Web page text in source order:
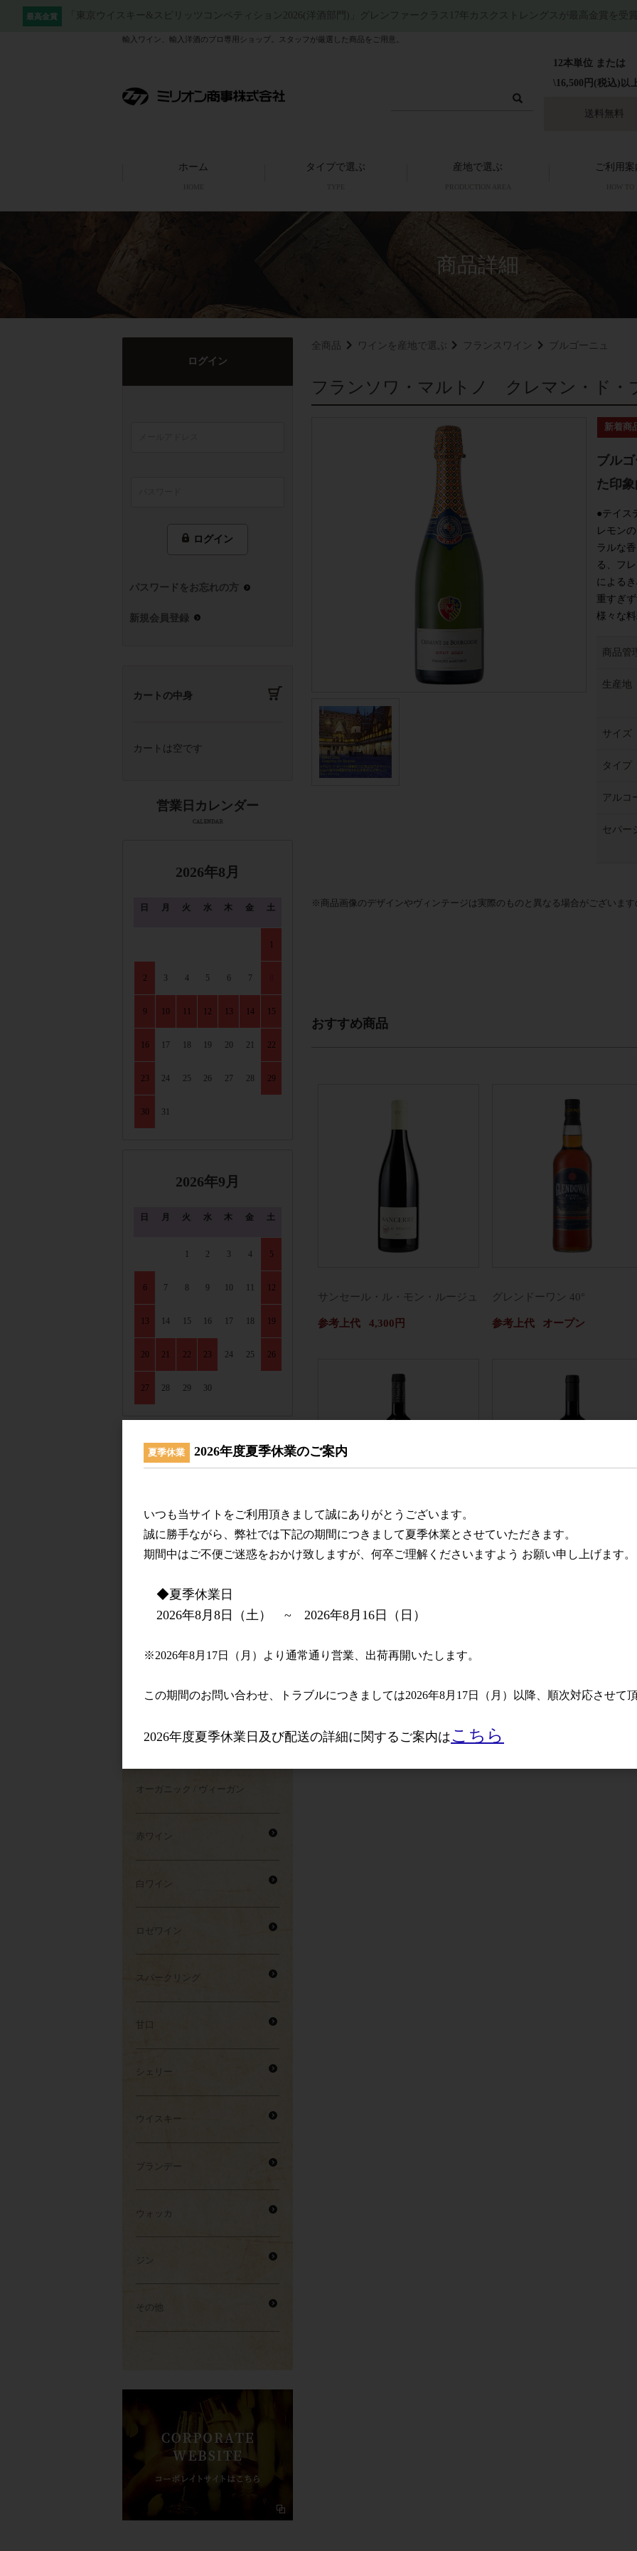
最高金賞 「東京ウイスキー&スピリッツコンペティション2026(洋酒部門)」グレンファークラス17年カスクストレングスが最高金賞を受賞
輸入ワイン、輸入洋酒のプロ専用ショップ。スタッフが厳選した商品をご用意。
12本単位 または
\16,500円(税込) 以
送料無料
ホーム タイプで選ぶ
TYPE
産地で選ぶ
PRODUCTION AREA
ご利用案
全商品 ワインを産地で選ぶ フランスワイン ブルゴーニュ
フランソワ・マルトノ クレマン・ド・
ブル
た印
●テイス
レモン
ラルな
る、フ
による
重すぎ
様々な
商品管
生産地
サイズ
タイプ
アルコ
セパー
※商品画像のデザインやヴィンテージは実際のものと異なる場合がございます
おすすめ商品
サンセール・ル・モン・ルージュ
参考上代 4,300円
グレンドーワン 40°
参考上代 オープン
ログイン
ログイン
パスワードをお忘れの方
新規会員登録
カートの中身
カートは空です
2026年8月
日 月 火 水 木 金 土
1
2 3 4 5 6 7
9 10 11 12 13 14 15
16 17 18 19 20 21 22
23 24 25 26 27 28 29
30 31
2026年9月
日 月 火 水 木 金 土
2 3 4 5
6 7 8 9 10 12
13 14 15 16 17 18 19
20 21 22 23 24 25 26
27 28 29 30
ワインを産地で選ぶ
お酒のタイプで選ぶ
マグナム特集
オーガニック / ヴィーガン
赤ワイン
白ワイン
ロゼワイン
スパークリング
シェリー
ウイスキー
ブランデー
ウォッカ
ジン
その他
夏季休業 2026年度夏季休業のご案内
いつも当サイトをご利用頂きまして誠にありがとうございます。
誠に勝手ながら、弊社では下記の期間につきまして夏季休業とさせていただきます。
期間中はご不便ご迷惑をおかけ致しますが、何卒ご理解くださいますよう お願い申し上げます。
◆夏季休業日
2026年8月8日（土） ~ 2026年8月16日（日）
※2026年8月17日（月）より通常通り営業、出荷再開いたします。
この期間のお問い合わせ、トラブルにつきましては2026年8月17日（月）以降、順次対応させて頂
2026年度夏季休業日及び配送の詳細に関するご案内はこちら